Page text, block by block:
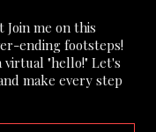
Join me on this
ending footsteps!
"hello!" Let's
make every step